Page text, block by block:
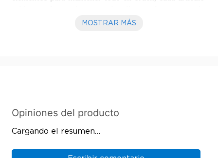
divertidos y productivos. Empieza el año con energía,
MOSTRAR MÁS
Cargando el resumen…